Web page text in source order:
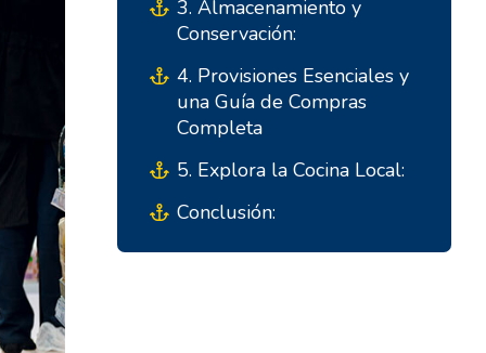
3. Almacenamiento y
Conservación:
4. Provisiones Esenciales y
una Guía de Compras
Completa
5. Explora la Cocina Local:
Conclusión:
Bases del Sur
Marina Kremik, Primošten
Marina Frapa, Rogoznica
Club Náutico Seget -
Marina Baotic
Marina Trogir - ACI
Marina Trogir - SCT
Bases Centrales
Sukošan